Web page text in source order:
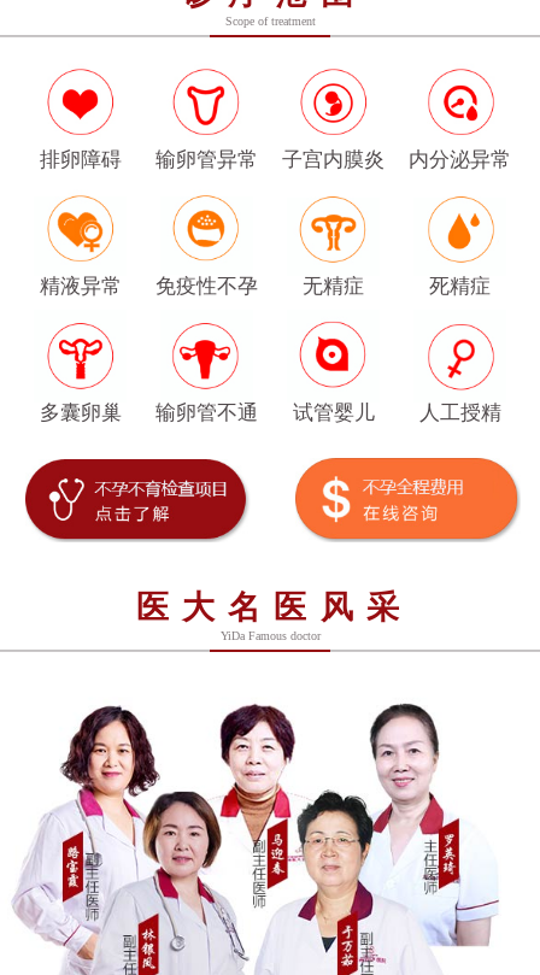
Scope of treatment
排卵障碍 输卵管异常 子宫内膜炎 内分泌异常
精液异常 免疫性不孕 无精症 死精症
多囊卵巢 输卵管不通 试管婴儿 人工授精
医大名医风采
YiDa Famous doctor